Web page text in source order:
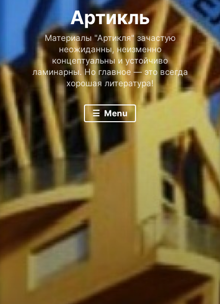
Артикль
Материалы "Артикля" зачастую
неожиданны, неизменно
концептуальны и устойчиво
ламинарны. Но главное — это всегда
хорошая литература!
Menu